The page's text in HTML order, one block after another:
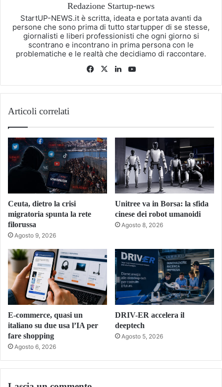
Redazione Startup-news
StartUP-NEWS.it è scritta, ideata e portata avanti da
persone che sono prima di tutto startupper di se stesse,
giornalisti e liberi professionisti che ogni giorno si
scontrano e incontrano in prima persona con le
problematiche e le realtà che decidiamo di raccontare.
Facebook
X LinkedIn
Articoli correlati
Ceuta, dietro la crisi
migratoria spunta la rete
filorussa
Agosto 9, 2026
Unitree va in Borsa: la sfida
cinese dei robot umanoidi
Agosto 8, 2026
E-commerce, quasi un
italiano su due usa l’IA per
fare shopping
Agosto 6, 2026
DRIV-ER accelera il
deeptech
Agosto 5, 2026